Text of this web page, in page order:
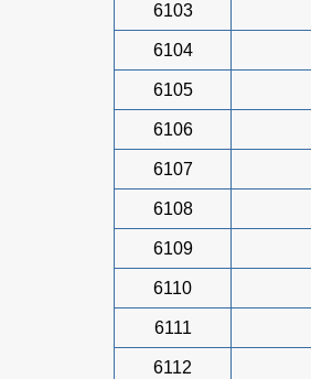
6103
6104
6105
6106
6107
6108
6109
6110
6111
6112